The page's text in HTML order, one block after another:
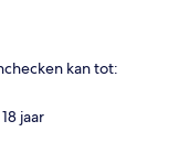
kan tot:
jaar